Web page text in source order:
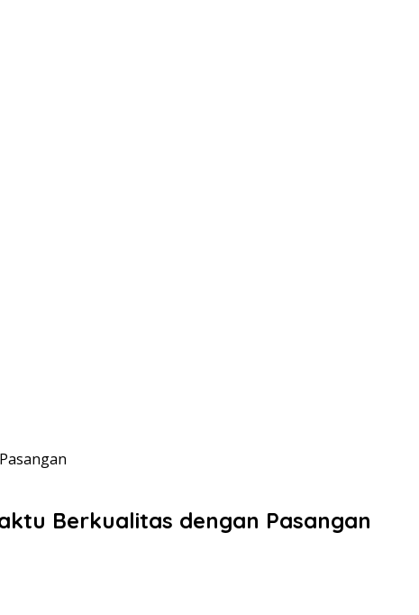
Berkualitas dengan Pasangan